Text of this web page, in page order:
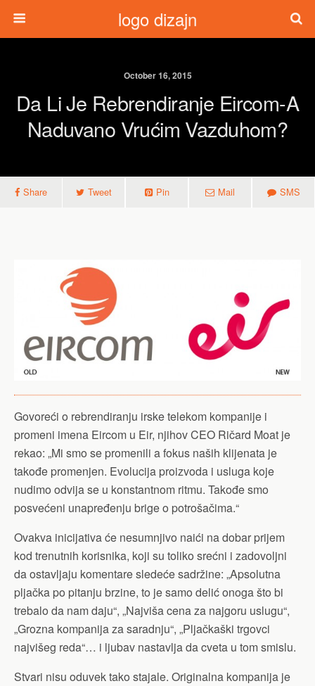
logo dizajn
October 16, 2015
Da Li Je Rebrendiranje Eircom-A
Naduvano Vrućim Vazduhom?
Share Tweet Pin Mail SMS
Govoreći o rebrendiranju irske telekom kompanije i
promeni imena Eircom u Eir, njihov CEO Ričard Moat je
rekao: „Mi smo se promenili a fokus naših klijenata je
takođe promenjen. Evolucija proizvoda i usluga koje
nudimo odvija se u konstantnom ritmu. Takođe smo
posvećeni unapređenju brige o potrošačima.“
Ovakva inicijativa će nesumnjivo naići na dobar prijem
kod trenutnih korisnika, koji su toliko srećni i zadovoljni
da ostavljaju komentare sledeće sadržine: „Apsolutna
pljačka po pitanju brzine, to je samo delić onoga što bi
trebalo da nam daju“, „Najviša cena za najgoru uslugu“,
„Grozna kompanija za saradnju“, „Pljačkaški trgovci
najvišeg reda“… i ljubav nastavlja da cveta u tom smislu.
Stvari nisu oduvek tako stajale. Originalna kompanija je